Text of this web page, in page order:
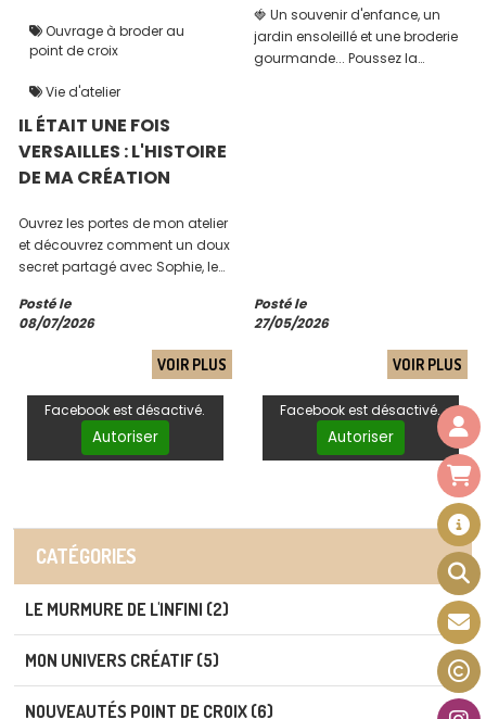
IL ÉTAIT UNE FOIS
VERSAILLES : L'HISTOIRE
DE MA CRÉATION
Ouvrez les portes de mon atelier
et découvrez comment un doux
secret partagé avec Sophie, le
Nôtre et la complicité du Roi-
Soleil ont donné naissance à
ce nouveau chapitre brodé.
Laissez-vous conter l'histoire de
sa création...
Posté le
08/07/2026
VOIR PLUS
Ouvrage à broder au
point de croix
Vie d'atelier
Facebook est désactivé.
Autoriser
🍓 Un souvenir d'enfance, un
jardin ensoleillé et une broderie
gourmande... Poussez la
Posté le
27/05/2026
VOIR PLUS
Facebook est désactivé.
Autoriser
CATÉGORIES
LE MURMURE DE L'INFINI (2)
MON UNIVERS CRÉATIF (5)
NOUVEAUTÉS POINT DE CROIX (6)